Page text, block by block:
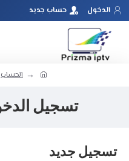
الدخول حساب جديد
الحساب
تسجيل
تسجيل جديد